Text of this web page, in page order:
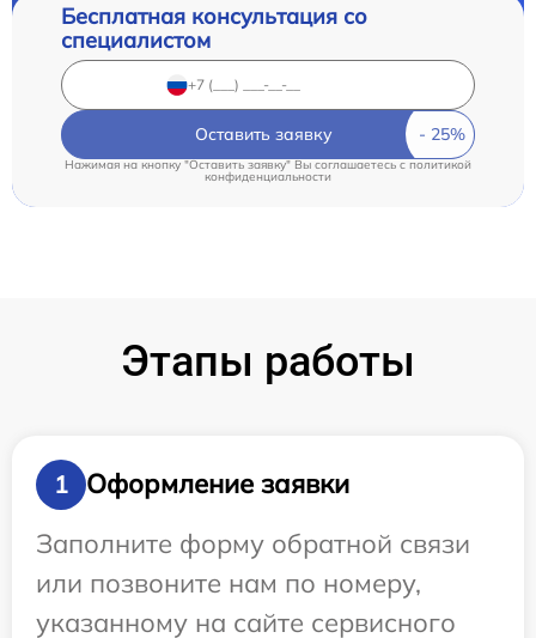
Бесплатная консультация со
специалистом
Оставить заявку
Нажимая на кнопку "Оставить заявку" Вы соглашаетесь cполитикой
конфиденциальности
Этапы работы
1
Оформление заявки
Заполните форму обратной связи
или позвоните нам по номеру,
указанному на сайте сервисного